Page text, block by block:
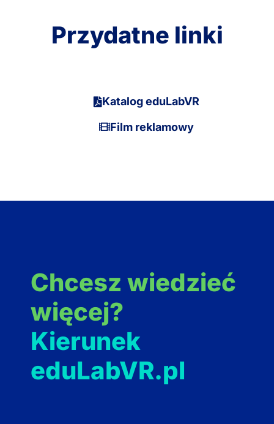
Przydatne linki
Katalog eduLabVR
Film reklamowy
Chcesz wiedzieć
więcej?
Kierunek
eduLabVR.pl